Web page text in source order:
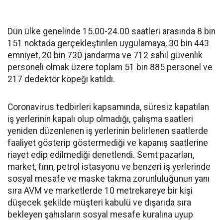
Dün ülke genelinde 15.00-24.00 saatleri arasında 8 bin
151 noktada gerçekleştirilen uygulamaya, 30 bin 443
emniyet, 20 bin 730 jandarma ve 712 sahil güvenlik
personeli olmak üzere toplam 51 bin 885 personel ve
217 dedektör köpeği katıldı.
Coronavirus tedbirleri kapsamında, süresiz kapatılan
iş yerlerinin kapalı olup olmadığı, çalışma saatleri
yeniden düzenlenen iş yerlerinin belirlenen saatlerde
faaliyet gösterip göstermediği ve kapanış saatlerine
riayet edip edilmediği denetlendi. Semt pazarları,
market, fırın, petrol istasyonu ve benzeri iş yerlerinde
sosyal mesafe ve maske takma zorunluluğunun yanı
sıra AVM ve marketlerde 10 metrekareye bir kişi
düşecek şekilde müşteri kabulü ve dışarıda sıra
bekleyen şahısların sosyal mesafe kuralına uyup